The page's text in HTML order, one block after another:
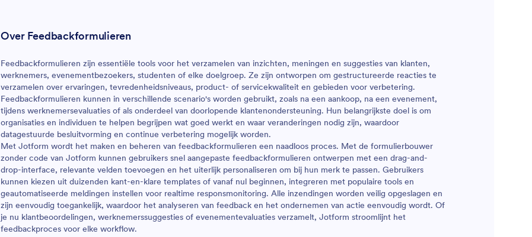
Over Feedbackformulieren
Feedbackformulieren zijn essentiële tools voor het verzamelen van inzichten, meningen en suggesties van klanten,
werknemers, evenementbezoekers, studenten of elke doelgroep. Ze zijn ontworpen om gestructureerde reacties te
verzamelen over ervaringen, tevredenheidsniveaus, product- of servicekwaliteit en gebieden voor verbetering.
Feedbackformulieren kunnen in verschillende scenario's worden gebruikt, zoals na een aankoop, na een evenement,
tijdens werknemersevaluaties of als onderdeel van doorlopende klantenondersteuning. Hun belangrijkste doel is om
organisaties en individuen te helpen begrijpen wat goed werkt en waar veranderingen nodig zijn, waardoor
datagestuurde besluitvorming en continue verbetering mogelijk worden.
Met Jotform wordt het maken en beheren van feedbackformulieren een naadloos proces. Met de formulierbouwer
zonder code van Jotform kunnen gebruikers snel aangepaste feedbackformulieren ontwerpen met een drag-and-
drop-interface, relevante velden toevoegen en het uiterlijk personaliseren om bij hun merk te passen. Gebruikers
kunnen kiezen uit duizenden kant-en-klare templates of vanaf nul beginnen, integreren met populaire tools en
geautomatiseerde meldingen instellen voor realtime responsmonitoring. Alle inzendingen worden veilig opgeslagen en
zijn eenvoudig toegankelijk, waardoor het analyseren van feedback en het ondernemen van actie eenvoudig wordt. Of
je nu klantbeoordelingen, werknemerssuggesties of evenementevaluaties verzamelt, Jotform stroomlijnt het
feedbackproces voor elke workflow.